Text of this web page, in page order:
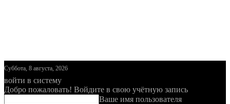
Суббота, 8 августа, 2026
войти в систему
Добро пожаловать! Войдите в свою учётную запись
Ваше имя пользователя